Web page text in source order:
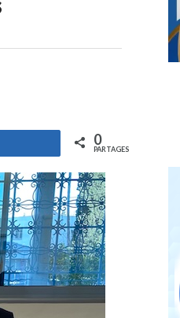
0
PARTAGES